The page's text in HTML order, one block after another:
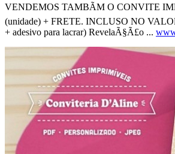
VENDEMOS TAMBÃM O CONVITE
(unidade) + FRETE. INCLUSO NO
+ adesivo para lacrar) RevelaÃ§Ã£o ...